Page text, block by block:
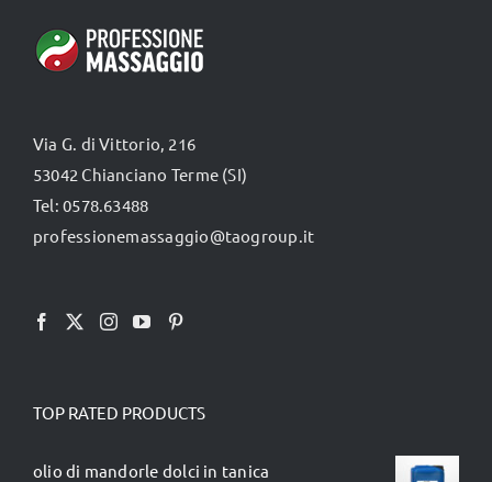
Le
essere
scelte
nella
pagina
Via G. di Vittorio, 216
53042 Chianciano Terme (SI)
Tel: 0578.63488
professionemassaggio@taogroup.it
TOP RATED PRODUCTS
olio di mandorle dolci in tanica